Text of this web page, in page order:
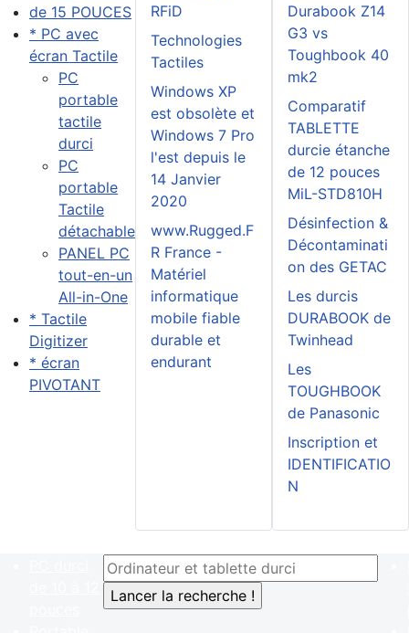
de 15 POUCES
* PC avec
écran Tactile
PC
portable
tactile
durci
PC
portable
Tactile
détachable
PANEL PC
tout-en-un
All-in-One
* Tactile
Digitizer
* écran
PIVOTANT
RFiD
Technologies
Tactiles
Windows XP
est obsolète et
Windows 7 Pro
l'est depuis le
14 Janvier
2020
www.Rugged.F
R France -
Matériel
informatique
mobile fiable
durable et
endurant
Durabook Z14
G3 vs
Toughbook 40
mk2
Comparatif
TABLETTE
durcie étanche
de 12 pouces
MiL-STD810H
Désinfection &
Décontaminati
on des GETAC
Les durcis
DURABOOK de
Twinhead
Les
TOUGHBOOK
de Panasonic
Inscription et
IDENTIFICATIO
N